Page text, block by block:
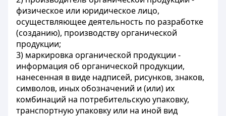
физическое или юридическое лицо,
осуществляющее деятельность по разработке
(созданию), производству органической
продукции;
3) маркировка органической продукции -
информация об органической продукции,
нанесенная в виде надписей, рисунков, знаков,
символов, иных обозначений и (или) их
комбинаций на потребительскую упаковку,
транспортную упаковку или на иной вид